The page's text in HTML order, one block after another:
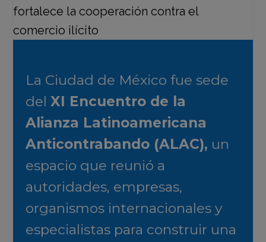
La Ciudad de México fue sede
del XI Encuentro de la
Alianza Latinoamericana
Anticontrabando (ALAC), un
espacio que reunió a
autoridades, empresas,
organismos internacionales y
especialistas para construir una